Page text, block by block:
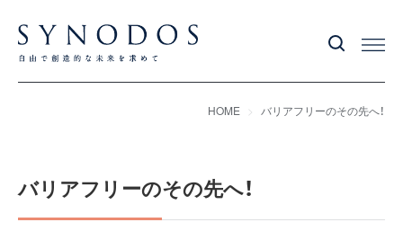
HOME バリアフリーのその先へ！
バリアフリーのその先へ！